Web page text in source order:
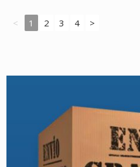
< 1 2 3 4 >